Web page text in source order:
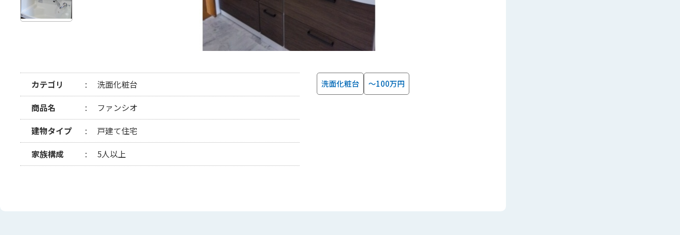
カテゴリ
洗面化粧台
商品名
ファンシオ
建物タイプ
戸建て住宅
家族構成
5人以上
洗面化粧台 ～100万円